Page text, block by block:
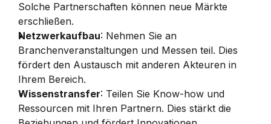
Solche Partnerschaften können neue Märkte
erschließen.
Netzwerkaufbau: Nehmen Sie an
Branchenveranstaltungen und Messen teil. Dies
fördert den Austausch mit anderen Akteuren in
Ihrem Bereich.
Wissenstransfer: Teilen Sie Know-how und
Ressourcen mit Ihren Partnern. Dies stärkt die